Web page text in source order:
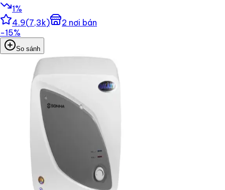
1%
4.9(7,3k) 2 nơi bán
−15%
So sánh